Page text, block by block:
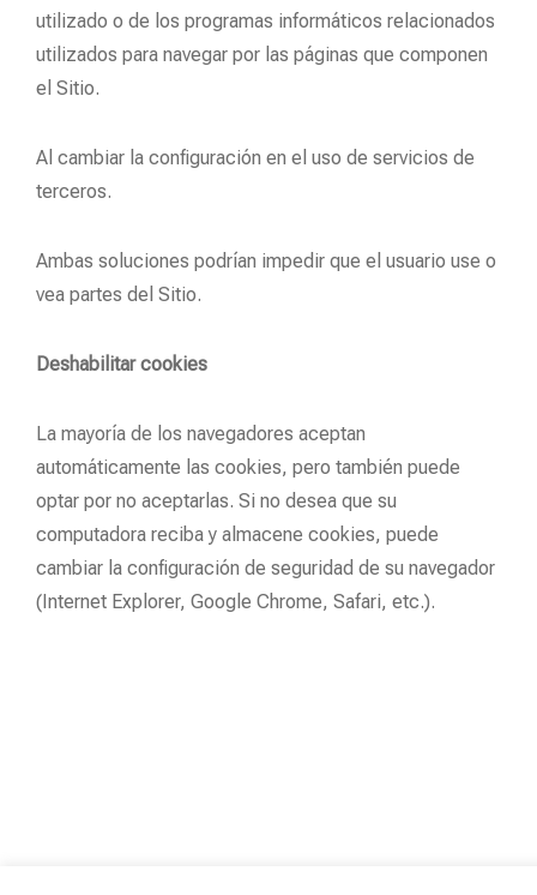
utilizado o de los programas informáticos relacionados
utilizados para navegar por las páginas que componen
el Sitio.
Al cambiar la configuración en el uso de servicios de
terceros.
Ambas soluciones podrían impedir que el usuario use o
vea partes del Sitio.
Deshabilitar cookies
La mayoría de los navegadores aceptan
automáticamente las cookies, pero también puede
optar por no aceptarlas. Si no desea que su
computadora reciba y almacene cookies, puede
cambiar la configuración de seguridad de su navegador
(Internet Explorer, Google Chrome, Safari, etc.).